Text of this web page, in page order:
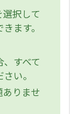
択して
ます。
すべて
い。
りませ